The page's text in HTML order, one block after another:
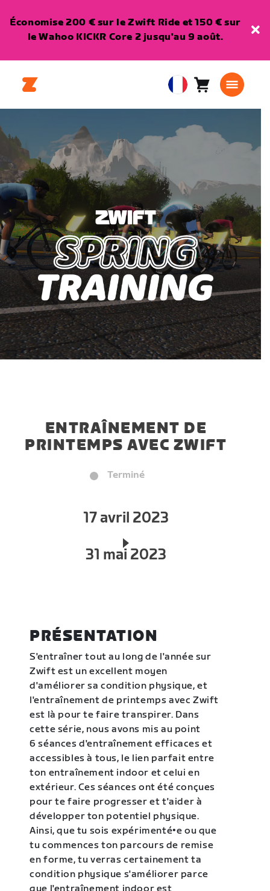
Économise 200 € sur le Zwift Ride et 150 € sur
le Wahoo KICKR Core 2 jusqu'au 9 août.
European
Union
Panier0
ENTRAÎNEMENT DE
PRINTEMPS AVEC ZWIFT
Terminé
17 avril 2023
31 mai 2023
PRÉSENTATION
S'entraîner tout au long de l'année sur
Zwift est un excellent moyen
d'améliorer sa condition physique, et
l'entraînement de printemps avec Zwift
est là pour te faire transpirer. Dans
cette série, nous avons mis au point
6 séances d'entraînement efficaces et
accessibles à tous, le lien parfait entre
ton entraînement indoor et celui en
extérieur. Ces séances ont été conçues
pour te faire progresser et t'aider à
développer ton potentiel physique.
Ainsi, que tu sois expérimenté•e ou que
tu commences ton parcours de remise
en forme, tu verras certainement ta
condition physique s'améliorer parce